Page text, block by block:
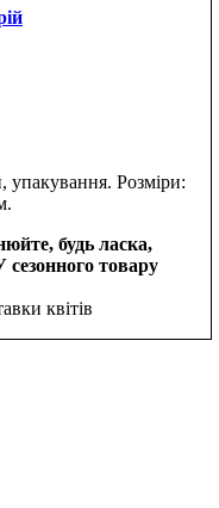
упакування. Розміри:
будь ласка,
товару